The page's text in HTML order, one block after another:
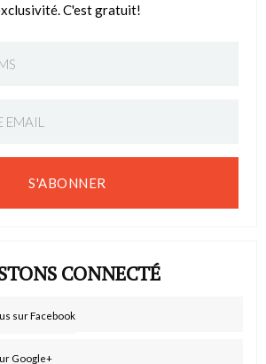
C'est gratuit!
S'ABONNER
CONNECTÉ
sur Facebook
Google+